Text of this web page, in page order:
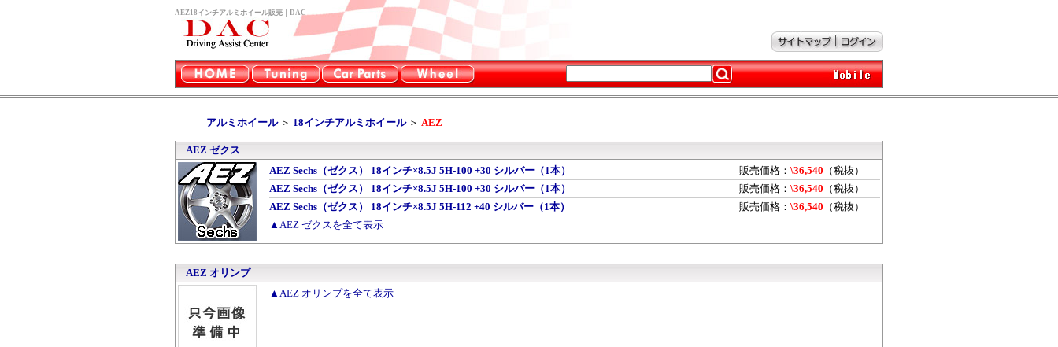
AEZ18インチアルミホイール販売｜DAC
アルミホイール＞ 18インチアルミホイール＞ AEZ
AEZ ゼクス
AEZ Sechs（ゼクス） 18インチ×8.5J 5H-100 +30 シルバー（1本）
販売価格： \36,540 （税抜）
AEZ Sechs（ゼクス） 18インチ×8.5J 5H-100 +30 シルバー（1本）
販売価格： \36,540 （税抜）
AEZ Sechs（ゼクス） 18インチ×8.5J 5H-112 +40 シルバー（1本）
販売価格： \36,540 （税抜）
▲AEZ ゼクスを全て表示
AEZ オリンプ
▲AEZ オリンプを全て表示